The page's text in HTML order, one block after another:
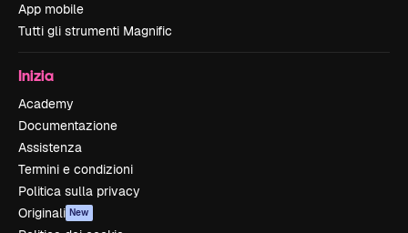
App mobile
Tutti gli strumenti Magnific
Inizia
Academy
Documentazione
Assistenza
Termini e condizioni
Politica sulla privacy
Originali New